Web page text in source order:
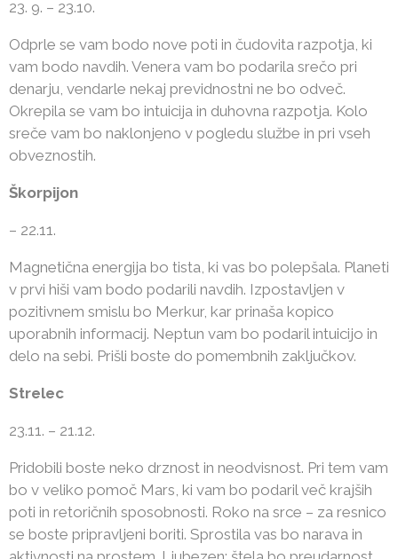
23. 9. – 23.10.
Odprle se vam bodo nove poti in čudovita razpotja, ki
vam bodo navdih. Venera vam bo podarila srečo pri
denarju, vendarle nekaj previdnostni ne bo odveč.
Okrepila se vam bo intuicija in duhovna razpotja. Kolo
sreče vam bo naklonjeno v pogledu službe in pri vseh
obveznostih.
Škorpijon
– 22.11.
Magnetična energija bo tista, ki vas bo polepšala. Planeti
v prvi hiši vam bodo podarili navdih. Izpostavljen v
pozitivnem smislu bo Merkur, kar prinaša kopico
uporabnih informacij. Neptun vam bo podaril intuicijo in
delo na sebi. Prišli boste do pomembnih zaključkov.
Strelec
23.11. – 21.12.
Pridobili boste neko drznost in neodvisnost. Pri tem vam
bo v veliko pomoč Mars, ki vam bo podaril več krajših
poti in retoričnih sposobnosti. Roko na srce – za resnico
se boste pripravljeni boriti. Sprostila vas bo narava in